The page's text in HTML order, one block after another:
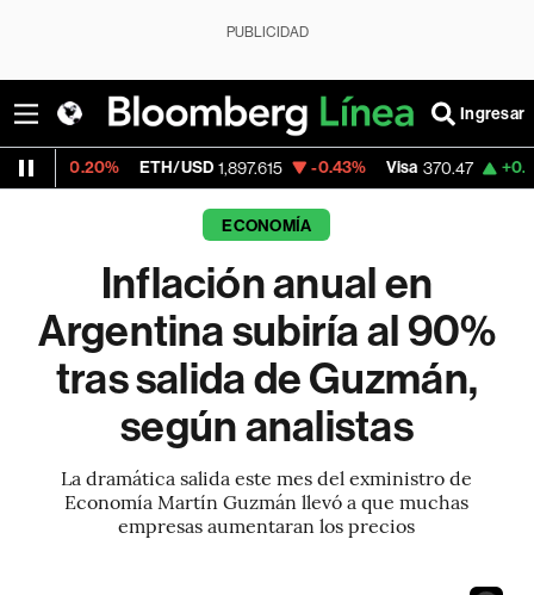
PUBLICIDAD
Ingresar
ETH/USD 1,897.615 -0.43% Visa 370.47 +0.52%
ECONOMÍA
Inflación anual en
Argentina subiría al 90%
tras salida de Guzmán,
según analistas
La dramática salida este mes del exministro de
Economía Martín Guzmán llevó a que muchas
empresas aumentaran los precios